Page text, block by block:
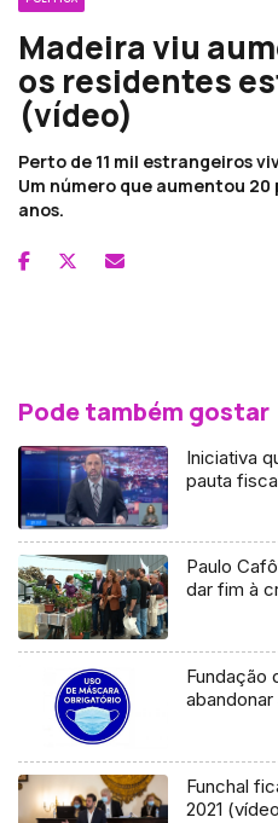
Madeira viu
os residentes
(vídeo)
Perto de 11 mil estrangeiros
Um número que aumentou
anos.
Pode também gostar
Iniciativa
pauta
Paulo
dar fim à
Fundação
Funchal
2021